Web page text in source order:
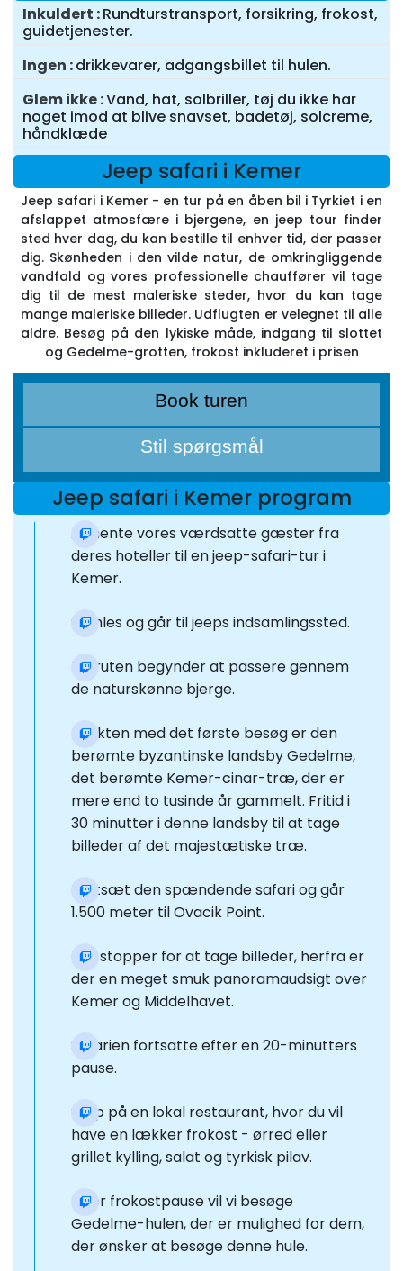
Inkuldert Rundturstransport, forsikring, frokost,
guidetjenester.
Ingen drikkevarer, adgangsbillet til hulen.
Glem ikke Vand, hat, solbriller, tøj du ikke har
noget imod at blive snavset, badetøj, solcreme,
håndklæde
Jeep safari i Kemer
Jeep safari i Kemer - en tur på en åben bil i Tyrkiet i en
afslappet atmosfære i bjergene, en jeep tour finder
sted hver dag, du kan bestille til enhver tid, der passer
dig. Skønheden i den vilde natur, de omkringliggende
vandfald og vores professionelle chauffører vil tage
dig til de mest maleriske steder, hvor du kan tage
mange maleriske billeder. Udflugten er velegnet til alle
aldre. Besøg på den lykiske måde, indgang til slottet
og Gedelme-grotten, frokost inkluderet i prisen
Book turen
Stil spørgsmål
Jeep safari i Kemer program
At hente vores værdsatte gæster fra
deres hoteller til en jeep-safari-tur i
Kemer.
Samles og går til jeeps indsamlingssted.
Turruten begynder at passere gennem
de naturskønne bjerge.
Punkten med det første besøg er den
berømte byzantinske landsby Gedelme,
det berømte Kemer-cinar-træ, der er
mere end to tusinde år gammelt. Fritid i
30 minutter i denne landsby til at tage
billeder af det majestætiske træ.
Fortsæt den spændende safari og går
1.500 meter til Ovacik Point.
Her stopper for at tage billeder, herfra er
der en meget smuk panoramaudsigt over
Kemer og Middelhavet.
Safarien fortsatte efter en 20-minutters
pause.
Stop på en lokal restaurant, hvor du vil
have en lækker frokost - ørred eller
grillet kylling, salat og tyrkisk pilav.
Efter frokostpause vil vi besøge
Gedelme-hulen, der er mulighed for dem,
der ønsker at besøge denne hule.